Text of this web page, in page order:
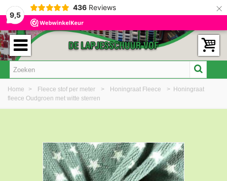
9,5
436 Reviews ×
Home > Fleece stof per meter > Honingraat Fleece > Honingraat
fleece Oudgroen met witte sterren